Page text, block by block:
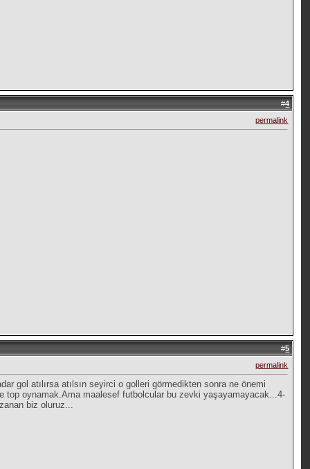
#4
permalink
#5
permalink
gol atılırsa atılsın seyirci o golleri görmedikten sonra ne önemi
top oynamak.Ama maalesef futbolcular bu zevki yaşayamayacak...4-
biz oluruz...